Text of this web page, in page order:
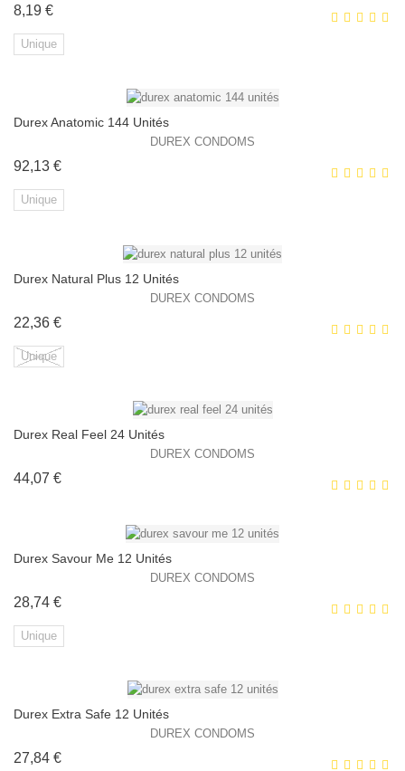
EXCLUSIVITÉ WEB !
8,19 €Prix
Unique
EXCLUSIVITÉ WEB !
Durex Anatomic 144 Unités
DUREX CONDOMS
92,13 €Prix
Unique
EXCLUSIVITÉ WEB !
HORS STOCK
Durex Natural Plus 12 Unités
DUREX CONDOMS
22,36 €Prix
Unique
HORS STOCK
Durex Real Feel 24 Unités
DUREX CONDOMS
44,07 €Prix
EXCLUSIVITÉ WEB !
Durex Savour Me 12 Unités
DUREX CONDOMS
28,74 €Prix
Unique
Durex Extra Safe 12 Unités
DUREX CONDOMS
27,84 €Prix